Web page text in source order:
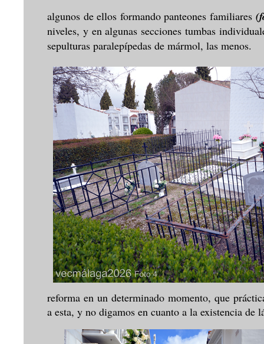
algunos de ellos formando panteones familiares
niveles, y en algunas secciones tumbas
sepulturas paralepípedas de mármol, las menos.
reforma en un determinado momento, que
a esta, y no digamos en cuanto a la existencia